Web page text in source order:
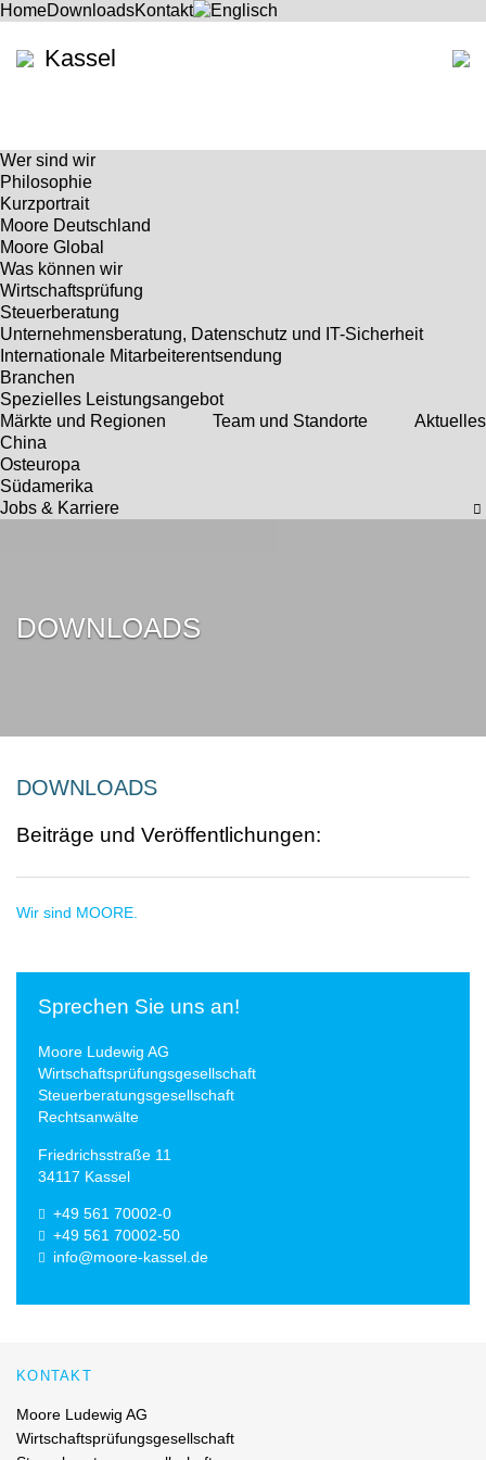
HomeDownloadsKontakt
Kassel
Wer sind wir
Philosophie
Kurzportrait
Moore Deutschland
Moore Global
Was können wir
Wirtschaftsprüfung
Steuerberatung
Unternehmensberatung, Datenschutz und IT-Sicherheit
Internationale Mitarbeiterentsendung
Branchen
Spezielles Leistungsangebot
Märkte und Regionen
China
Osteuropa
Südamerika
Team und Standorte Aktuelles
Jobs & Karriere
DOWNLOADS
DOWNLOADS
Beiträge und Veröffentlichungen:
Wir sind MOORE.
Sprechen Sie uns an!
Moore Ludewig AG
Wirtschaftsprüfungsgesellschaft
Steuerberatungsgesellschaft
Rechtsanwälte
Friedrichsstraße 11
34117 Kassel
+49 561 70002-0
+49 561 70002-50
info@moore-kassel.de
KONTAKT
Moore Ludewig AG
Wirtschaftsprüfungsgesellschaft